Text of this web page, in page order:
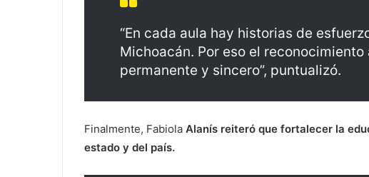
“En cada aula hay historias de
Michoacán. Por eso el
permanente y sincero”, puntualizó.
Finalmente, Fabiola Alanís reiteró que fortalecer la
estado y del país.